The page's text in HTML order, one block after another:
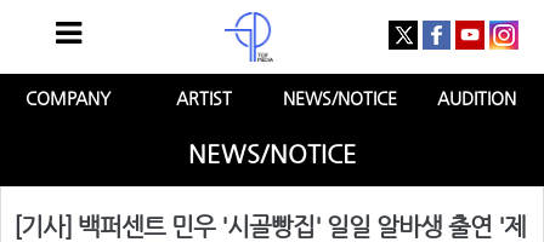
COMPANY ARTIST NEWS/NOTICE AUDITION
NEWS/NOTICE
[기사] 백퍼센트 민우 '시골빵집' 일일 알바생 출연 '제